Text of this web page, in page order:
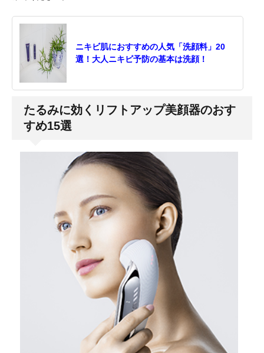
ニキビ肌におすすめの人気「洗顔料」20
選！大人ニキビ予防の基本は洗顔！
たるみに効くリフトアップ美顔器のおす
すめ15選